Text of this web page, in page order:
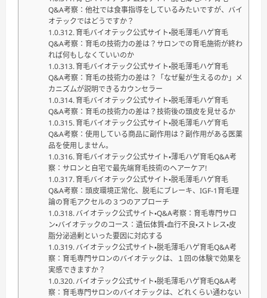
Q&A考察：他社では食事指導をしているみたいですが、バイ
オテックではどうですか？
育毛バイオテック公式サイト・脱毛薄毛ハゲ育毛
Q&A考察：育毛の技術力の差は？サロンでの育毛施術が終わ
れば何もしなくていいのか
育毛バイオテック公式サイト・脱毛薄毛ハゲ育毛
Q&A考察：育毛の技術力の差は？「なぜ髪が生えるのか」メ
カニズムが説明できるカウンセラー
育毛バイオテック公式サイト・脱毛薄毛ハゲ育毛
Q&A考察：育毛の技術力の差は？技術後の頭皮を見せるか
育毛バイオテック公式サイト・脱毛薄毛ハゲ育毛
Q&A考察：使用している商品に副作用は？副作用がある医薬
品を使用しません。
育毛バイオテック公式サイト・薄毛ハゲ育毛Q&A考
察：サロンと自宅で最先端育毛技術のヘアーケア!
育毛バイオテック公式サイト・脱毛薄毛ハゲ育毛
Q&A考察：頭皮環境正常化、脱毛にブレーキ、IGF-1育毛理
論の育毛アクセルの３つのアプローチ
バイオテック公式サイト・Q&A考察：育毛専門サロ
ン・バイオテックのコース：遺伝体質・血行不良・ストレス・皮
脂分泌過剰といった要因に対応する
バイオテック公式サイト・脱毛薄毛ハゲ育毛Q&A考
察：育毛専門サロンのバイオテックは、１回の体験で効果を
実感できますか？
バイオテック公式サイト・脱毛薄毛ハゲ育毛Q&A考
察：育毛専門サロンのバイオテックは、どれくらい通わない